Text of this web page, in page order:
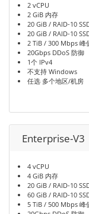
2 vCPU
2 GiB 内存
20 GiB / RAID-10
20 GiB / RAID-10
2 TiB / 300 Mbps 峰
20Gbps DDoS 防御
1个 IPv4
不支持 Windows
任选 多个地区/机房
Enterprise-V3
4 vCPU
4 GiB 内存
20 GiB / RAID-10
60 GiB / RAID-10
5 TiB / 500 Mbps 峰